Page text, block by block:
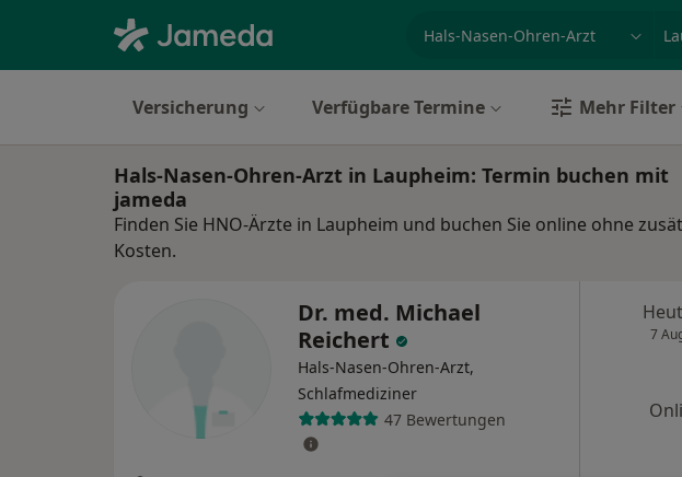
Versicherung Verfügbare Termine Mehr Filter
Hals-Nasen-Ohren-Arzt in Laupheim: Termin buchen mit
jameda
Finden Sie HNO-Ärzte in Laupheim und buchen Sie online ohne
Kosten.
Dr. med. Michael
Reichert
Hals-Nasen-Ohren-Arzt,
Schlafmediziner
47 Bewertungen
7